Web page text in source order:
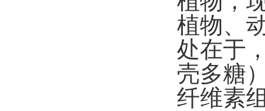
植物、
处在于
壳多糖
纤维素